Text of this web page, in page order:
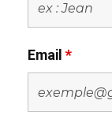
Email *